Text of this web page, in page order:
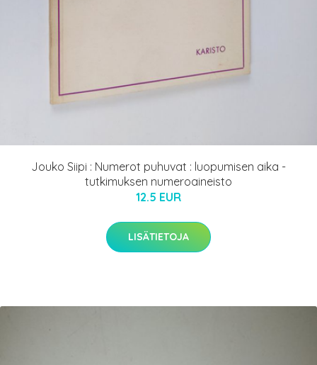
Jouko Siipi : Numerot puhuvat : luopumisen aika -
tutkimuksen numeroaineisto
12.5 EUR
LISÄTIETOJA